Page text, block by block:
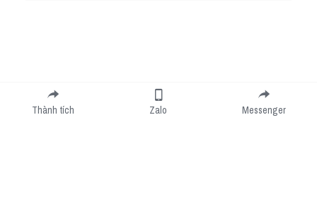
Submit
Thành tích Zalo Messenger